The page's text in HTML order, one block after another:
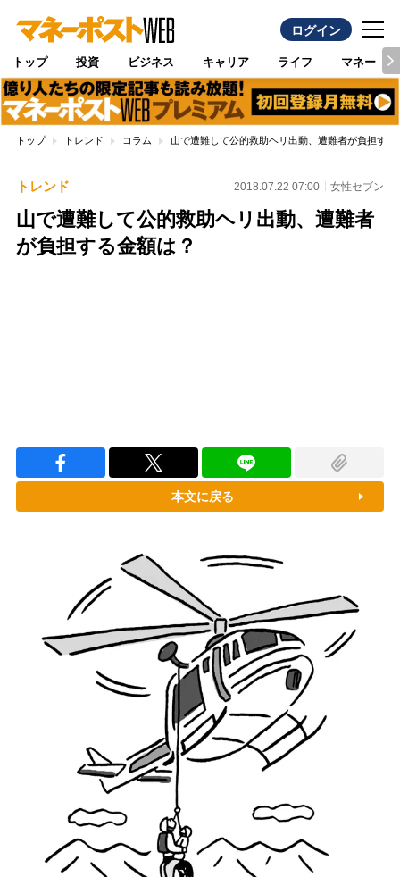
ログイン
トップ 投資 ビジネス キャリア ライフ マネー
トップ トレンド コラム 山で遭難して公的救助ヘリ出動、遭難者が負担する
トレンド 2018.07.22 07:00 女性セブン
山で遭難して公的救助ヘリ出動、遭難者
が負担する金額は？
本文に戻る